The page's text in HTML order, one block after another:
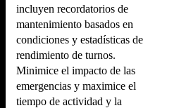
incluyen recordatorios de
mantenimiento basados ​​en
condiciones y estadísticas de
rendimiento de turnos.
Minimice el impacto de las
emergencias y maximice el
tiempo de actividad y la